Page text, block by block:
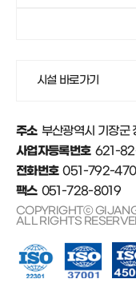
시설 바로가기
주소 부산광역시 기장군
사업자등록번호 621-
전화번호 051-792-
팩스 051-728-8019
COPYRIGHTⓒ
ALL RIGHTS